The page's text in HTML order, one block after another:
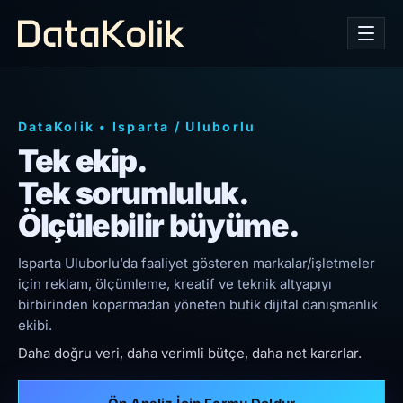
DataKolik • Isparta / Uluborlu
Tek ekip.
Tek sorumluluk.
Ölçülebilir büyüme.
Isparta Uluborlu’da faaliyet gösteren markalar/işletmeler
için reklam, ölçümleme, kreatif ve teknik altyapıyı
birbirinden koparmadan yöneten butik dijital danışmanlık
ekibi.
Daha doğru veri, daha verimli bütçe, daha net kararlar.